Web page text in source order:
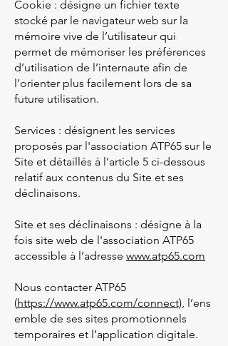
Cookie : désigne un fichier texte
stocké par le navigateur web sur la
mémoire vive de l’utilisateur qui
permet de mémoriser les préférences
d’utilisation de l’internaute afin de
l’orienter plus facilement lors de sa
future utilisation.
Services : désignent les services
proposés par l'association ATP65 sur le
Site et détaillés à l’article 5 ci-dessous
relatif aux contenus du Site et ses
déclinaisons.
Site et ses déclinaisons : désigne à la
fois site web de l'association ATP65
accessible à l’adresse www.atp65.com
Nous contacter ATP65
(https://www.atp65.com/connect), l’ens
emble de ses sites promotionnels
temporaires et l’application digitale.